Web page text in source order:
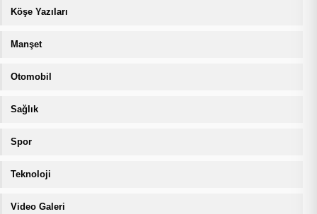
Köşe Yazıları
Manşet
Otomobil
Sağlık
Spor
Teknoloji
Video Galeri